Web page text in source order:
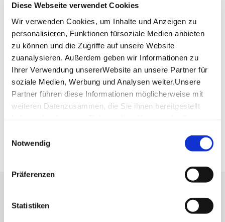
Diese Webseite verwendet Cookies
Wir verwenden Cookies, um Inhalte und Anzeigen zu
personalisieren, Funktionen fürsoziale Medien anbieten
zu können und die Zugriffe auf unsere Website
zuanalysieren. Außerdem geben wir Informationen zu
Ihrer Verwendung unsererWebsite an unsere Partner für
soziale Medien, Werbung und Analysen weiter.Unsere
Partner führen diese Informationen möglicherweise mit
weiteren Datenzusammen, die Sie ihnen bereitgestellt
Impressum
Notwendig
Präferenzen
Statistiken
Mail:info@peeches.de
Website:www.peeches.de
Planen Sie Ihre Anreise
Verkehrs- und Tarifverbund Stuttgart GmbH
Fahrplanauskunft des VVS
Deutsche Bahn AG
Mit unserem Newsletter bleiben Sie zu Events,